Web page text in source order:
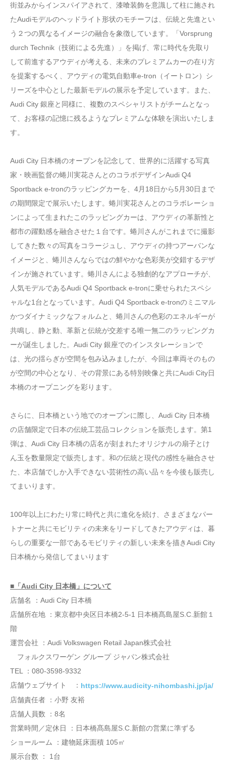
街並みからインスパイアされて、漆喰装飾を意識して柱に施され
たAudiモデルのヘッドライト形状のモチーフは、伝統と先進とい
う２つの異なるイメージの融合を象徴しています。「Vorsprung
durch Technik（技術による先進）」を掲げ、常に時代を先取り
して前進するアウディが考える、未来のプレミアムカーの在り方
を提案するべく、アウディの電気自動車e-tron（イートロン）シ
リーズを中心とした最新モデルの展示を予定しています。また、
Audi City 銀座と同様に、複数のスペシャリストがチームとなっ
て、お客様の記憶に残るようなプレミアムな体験を演出いたしま
す。
Audi City 日本橋のオープンを記念して、世界的に活躍する写真
家・映画監督の蜷川実花さんとのコラボデザインAudi Q4
Sportback e-tronのラッピングカーを、4月18日から5月30日まで
の期間限定で展示いたします。蜷川実花さんとのコラボレーショ
ンによって生まれたこのラッピングカーは、アウディの革新性と
都市の躍動感を融合させた１台です。蜷川さんがこれまでに撮影
してきた数々の写真をコラージュし、アウディの持つアーバンな
イメージと、蜷川さんならではの鮮やかな色彩美が交錯するデザ
インが施されています。蜷川さんによる独創的なアプローチが、
人気モデルであるAudi Q4 Sportback e-tronに乗せられたスペシ
ャルな1台となっています。Audi Q4 Sportback e-tronのミニマル
かつダイナミックなフォルムと、蜷川さんの色彩のエネルギーが
共鳴し、静と動、革新と伝統が交差する唯一無二のラッピングカ
ーが誕生しました。Audi City 銀座でのインスタレーションで
は、光の揺らぎが空間を包み込みましたが、今回は車両そのもの
が空間の中心となり、その背景にある特別映像と共にAudi City日
本橋のオープニングを彩ります。
さらに、日本橋という地でのオープンに際し、Audi City 日本橋
の店舗限定で日本の伝統工芸品コレクションを販売します。第1
弾は、Audi City 日本橋の店名が刻まれたオリジナルの扇子とけ
ん玉を数量限定で販売します。和の伝統と現代の感性を融合させ
た、本店舗でしか入手できない芸術性の高い品々を今後も販売し
てまいります。
100年以上にわたり常に時代と共に進化を続け、さまざまなパー
トナーと共にモビリティの未来をリードしてきたアウディは、暮
らしの重要な一部であるモビリティの新しい未来を描きAudi City
日本橋から発信してまいります
■「Audi City 日本橋」について
店舗名 ：Audi City 日本橋
店舗所在地 ：東京都中央区日本橋2-5-1 日本橋髙島屋S.C.新館１
階
運営会社 ：Audi Volkswagen Retail Japan株式会社
フォルクスワーゲン グループ ジャパン株式会社
TEL ：080-3598-9332
店舗ウェブサイト ： https://www.audicity-nihombashi.jp/ja/
店舗責任者 ：小野 友裕
店舗人員数 ：8名
営業時間／定休日 ：日本橋髙島屋S.C.新館の営業に準ずる
ショールーム ：建物延床面積 105㎡
展示台数 ： 1台